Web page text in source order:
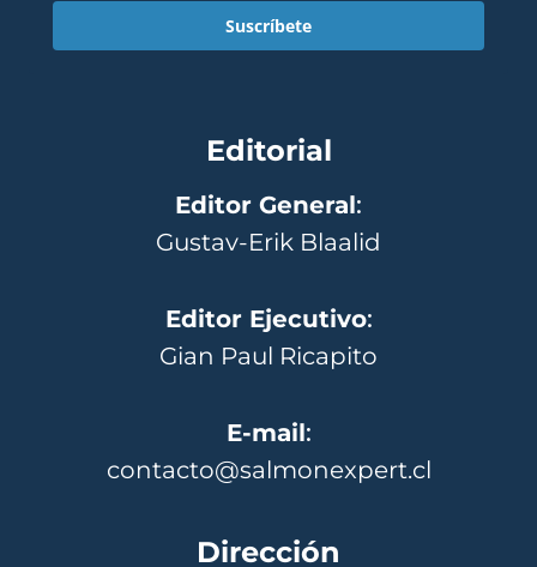
Suscríbete
Editorial
Editor General:
Gustav-Erik Blaalid
Editor Ejecutivo:
Gian Paul Ricapito
E-mail:
contacto@salmonexpert.cl
Dirección